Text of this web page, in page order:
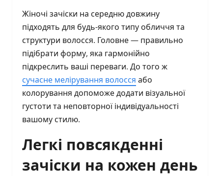
Жіночі зачіски на середню довжину
підходять для будь-якого типу обличчя та
структури волосся. Головне — правильно
підібрати форму, яка гармонійно
підкреслить ваші переваги. До того ж
сучасне мелірування волосся або
колорування допоможе додати візуальної
густоти та неповторної індивідуальності
вашому стилю.
Легкі повсякденні
зачіски на кожен день